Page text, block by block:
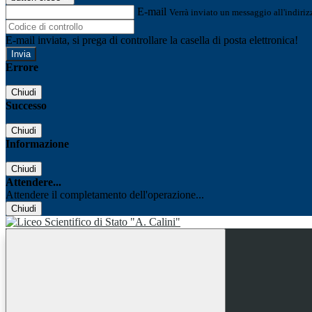
E-mail Verrà inviato un messaggio
E-mail inviata, si prega di controllare la casella di posta elettronica!
Errore
Chiudi
Successo
Chiudi
Informazione
Chiudi
Attendere...
Attendere il completamento dell'operazione...
Chiudi